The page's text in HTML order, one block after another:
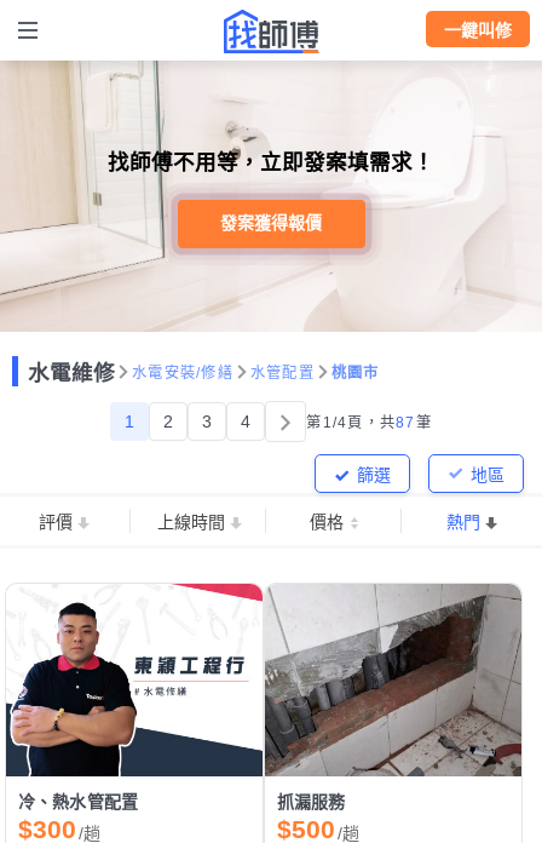
一鍵叫修
找師傅不用等，立即發案填需求！
發案獲得報價
水電維修 水電安裝/修繕 水管配置 桃園市
1 2 3 4 第1/4頁， 共87 筆
地區
篩選
評價 上線時間 價格 熱門
冷、熱水管配置
$300/趟
抓漏服務
$500/趟